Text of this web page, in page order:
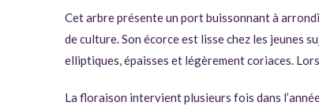
Cet arbre présente un port buissonnant à
de culture. Son écorce est lisse chez les jeunes
elliptiques, épaisses et légèrement coriaces.
La floraison intervient plusieurs fois dans